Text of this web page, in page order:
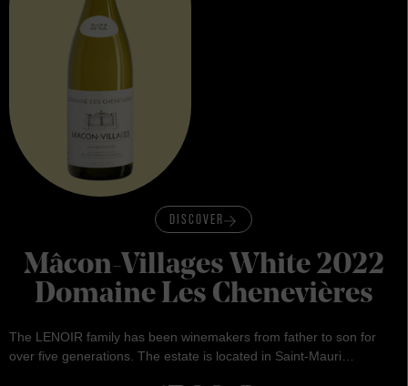
DISCOVER
Mâcon-Villages White 2022
Domaine Les Chenevières
The LENOIR family has been winemakers from father to son for
over five generations. The estate is located in Saint-Mauri…